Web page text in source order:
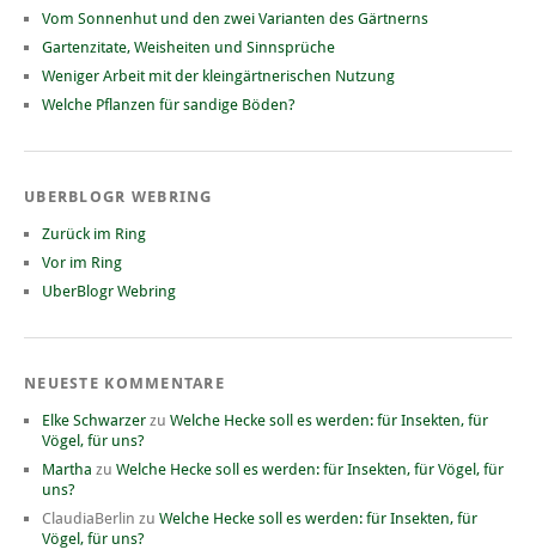
Vom Sonnenhut und den zwei Varianten des Gärtnerns
Gartenzitate, Weisheiten und Sinnsprüche
Weniger Arbeit mit der kleingärtnerischen Nutzung
Welche Pflanzen für sandige Böden?
UBERBLOGR WEBRING
Zurück im Ring
Vor im Ring
UberBlogr Webring
NEUESTE KOMMENTARE
Elke Schwarzer zu Welche Hecke soll es werden: für Insekten, für
Vögel, für uns?
Martha zu Welche Hecke soll es werden: für Insekten, für Vögel, für
uns?
ClaudiaBerlin zu Welche Hecke soll es werden: für Insekten, für
Vögel, für uns?